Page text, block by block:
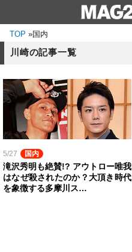
TOP »国内
川崎の記事一覧
5/27 国内
滝沢秀明も絶賛!? アウトロー唯我
はなぜ殺されたのか？大頂き時代
を象徴する多摩川ス…